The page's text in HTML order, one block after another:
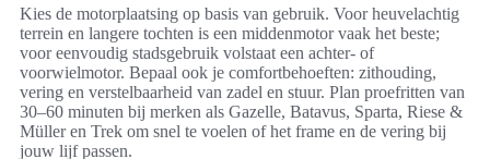
Kies de motorplaatsing op basis van gebruik. Voor heuvelachtig
terrein en langere tochten is een middenmotor vaak het beste;
voor eenvoudig stadsgebruik volstaat een achter- of
voorwielmotor. Bepaal ook je comfortbehoeften: zithouding,
vering en verstelbaarheid van zadel en stuur. Plan proefritten van
30–60 minuten bij merken als Gazelle, Batavus, Sparta, Riese &
Müller en Trek om snel te voelen of het frame en de vering bij
jouw lijf passen.